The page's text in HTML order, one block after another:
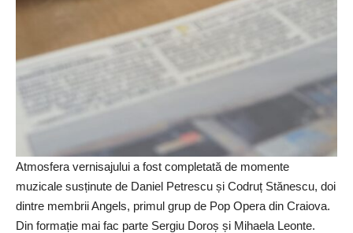
Atmosfera vernisajului a fost completată de momente
muzicale susținute de Daniel Petrescu și Codruț Stănescu, doi
dintre membrii Angels, primul grup de Pop Opera din Craiova.
Din formație mai fac parte Sergiu Doroș și Mihaela Leonte.